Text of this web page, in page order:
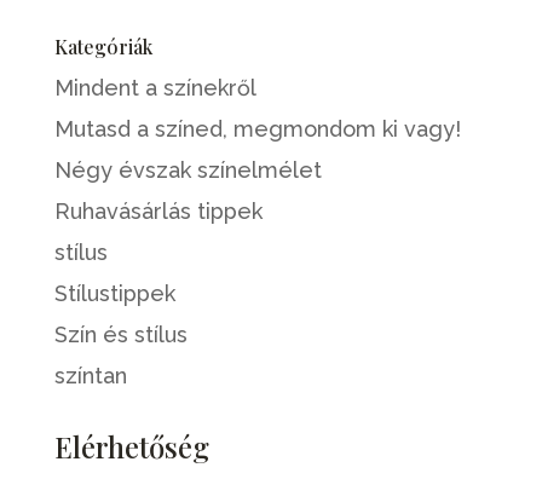
Kategóriák
Mindent a színekről
Mutasd a színed, megmondom ki vagy!
Négy évszak színelmélet
Ruhavásárlás tippek
stílus
Stílustippek
Szín és stílus
színtan
Elérhetőség